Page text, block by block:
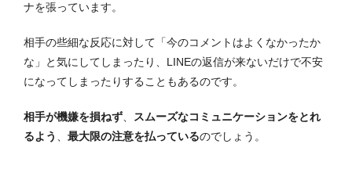
ナを張っています。
相手の些細な反応に対して「今のコメントはよくなかったか
な」と気にしてしまったり、LINEの返信が来ないだけで不安
になってしまったりすることもあるのです。
相手が機嫌を損ねず
スムーズなコミュニケーションをとれ
るよう
最大限の注意を払っているのでしょう。